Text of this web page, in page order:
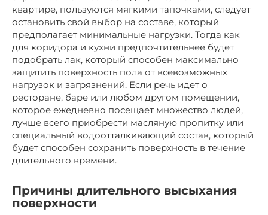
квартире, пользуются мягкими тапочками, следует
остановить свой выбор на составе, который
предполагает минимальные нагрузки. Тогда как
для коридора и кухни предпочтительнее будет
подобрать лак, который способен максимально
защитить поверхность пола от всевозможных
нагрузок и загрязнений. Если речь идет о
ресторане, баре или любом другом помещении,
которое ежедневно посещает множество людей,
лучше всего приобрести масляную пропитку или
специальный водоотталкивающий состав, который
будет способен сохранить поверхность в течение
длительного времени.
Причины длительного высыхания
поверхности